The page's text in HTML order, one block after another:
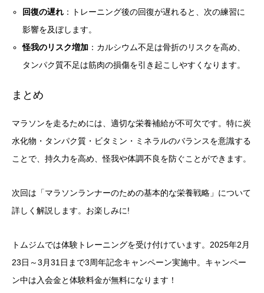
回復の遅れ ：トレーニング後の回復が遅れると、次の練習に
影響を及ぼします。
怪我のリスク増加 ：カルシウム不足は骨折のリスクを高め、
タンパク質不足は筋肉の損傷を引き起こしやすくなります。
まとめ
マラソンを走るためには、適切な栄養補給が不可欠です。特に炭
水化物・タンパク質・ビタミン・ミネラルのバランスを意識する
ことで、持久力を高め、怪我や体調不良を防ぐことができます。
次回は「マラソンランナーのための基本的な栄養戦略」について
詳しく解説します。お楽しみに!
トムジムでは体験トレーニングを受け付けています。2025年2月
23日～3月31日まで3周年記念キャンペーン実施中。キャンペー
ン中は入会金と体験料金が無料になります！